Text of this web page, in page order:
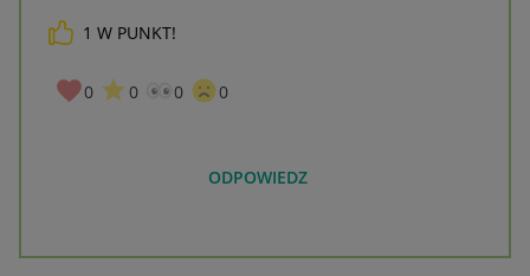
1 W PUNKT!
0 0 0 0
ODPOWIEDZ